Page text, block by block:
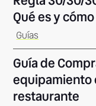
Qué es y
Guías
Guía de
equipamiento
restaurante